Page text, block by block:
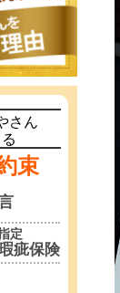
さん
束
定
疵保険